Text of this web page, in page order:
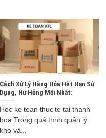
Cách Xử Lý Hàng Hóa Hết Hạn Sử
Dụng, Hư Hỏng Mới Nhất:
Hoc ke toan thuc te tai thanh
hoa Trong quá trình quản lý
kho và...